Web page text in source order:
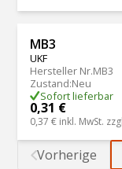
MB3
UKF
Hersteller Nr.MB3
Zustand:Neu
Sofort lieferbar
0,31 €
0,37 € inkl. MwSt.
Vorherige